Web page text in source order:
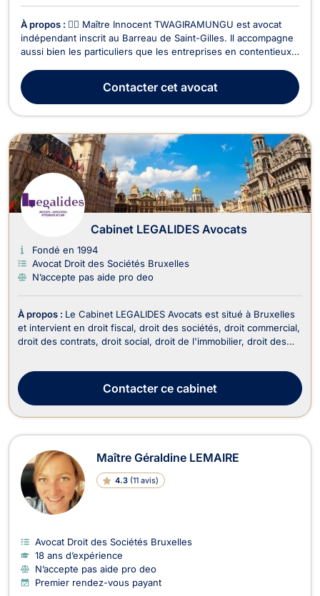
À propos : 👨‍⚖️ Maître Innocent TWAGIRAMUNGU est avocat
indépendant inscrit au Barreau de Saint-Gilles. Il accompagne
aussi bien les particuliers que les entreprises en contentieux
plusieurs branches du droit. 🔹 Domaines d’intervention : ✅
Droit des sociétés– Création d’entreprises...
Contactercet avocat
Cabinet LEGALIDES Avocats
Fondé en 1994
Avocat Droit des Sociétés Bruxelles
N’accepte pas aide pro deo
À propos : Le Cabinet LEGALIDES Avocats est situé à Bruxelles
et intervient en droit fiscal, droit des sociétés, droit commercial,
droit des contrats, droit social, droit de l'immobilier, droit des
vous per...
Contacter ce cabinet
Maître Géraldine LEMAIRE
4.3 (11 avis)
Avocat Droit des Sociétés Bruxelles
18 ans d’expérience
N’accepte pas aide pro deo
Premier rendez-vous payant